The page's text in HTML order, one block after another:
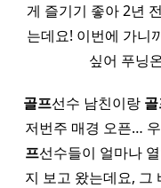
게 즐기기 좋아 2년
는데요! 이번에 가니
싶어 푸닝
골프선수 남친이랑
저번주 매경 오픈…
프선수들이 얼마나
지 보고 왔는데요, 그